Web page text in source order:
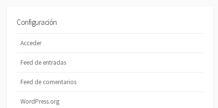
Configuración
Acceder
Feed de entradas
Feed de comentarios
WordPress.org